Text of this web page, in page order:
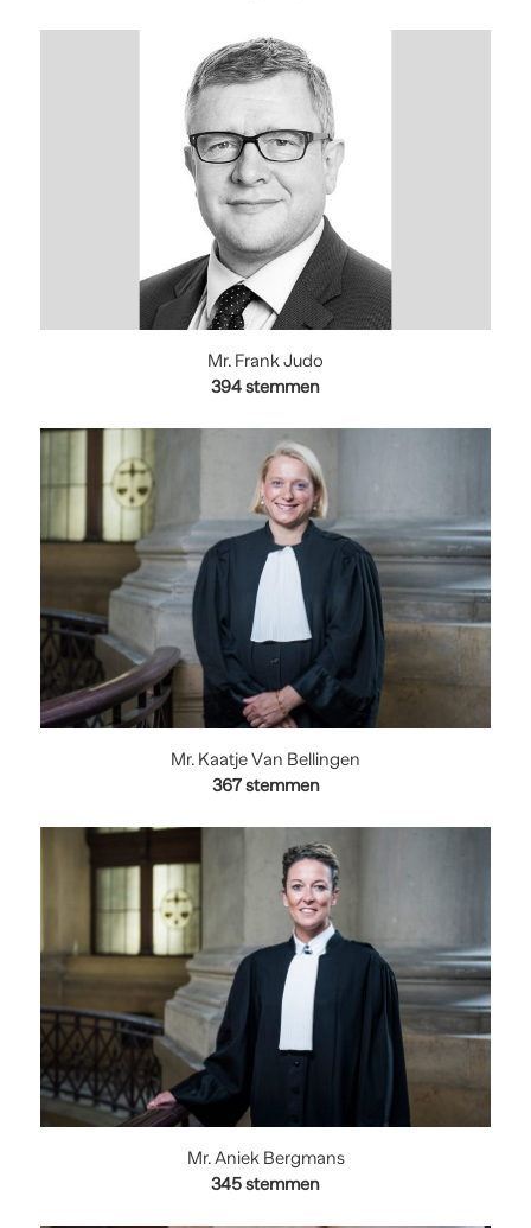
Mr. Frank Judo
394stemmen
Mr. Kaatje Van Bellingen
367 stemmen
Mr. Aniek Bergmans
345stemmen